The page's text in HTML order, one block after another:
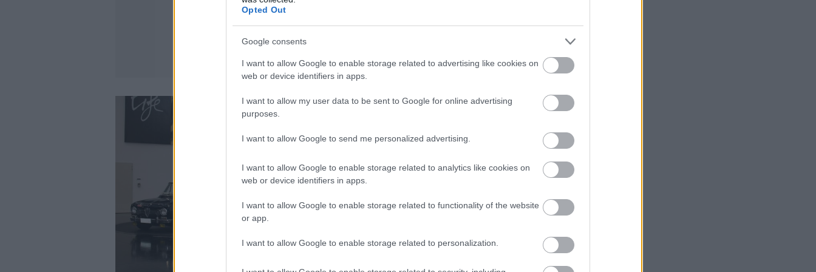
Opted Out
Google consents
I want to allow Google to enable storage related to advertising like cookies on
web or device identifiers in apps.
I want to allow my user data to be sent to Google for online advertising
purposes.
I want to allow Google to send me personalized advertising.
I want to allow Google to enable storage related to analytics like cookies on
web or device identifiers in apps.
I want to allow Google to enable storage related to functionality of the website
or app.
I want to allow Google to enable storage related to personalization.